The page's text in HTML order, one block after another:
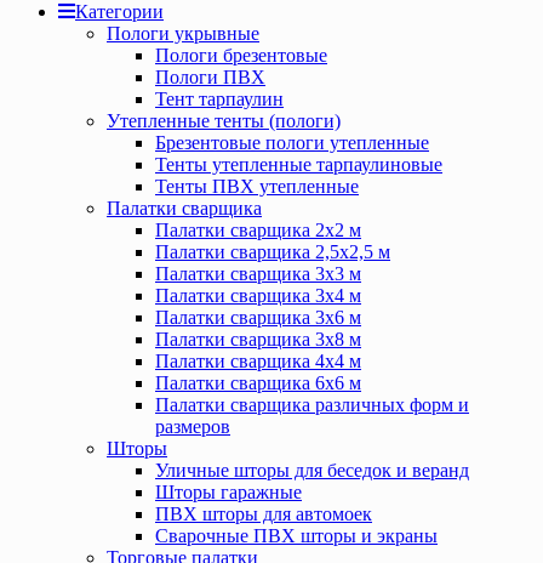
Категории
Пологи укрывные
Пологи брезентовые
Пологи ПВХ
Тент тарпаулин
Утепленные тенты (пологи)
Брезентовые пологи утепленные
Тенты утепленные тарпаулиновые
Тенты ПВХ утепленные
Палатки сварщика
Палатки сварщика 2х2 м
Палатки сварщика 2,5х2,5 м
Палатки сварщика 3х3 м
Палатки сварщика 3х4 м
Палатки сварщика 3х6 м
Палатки сварщика 3х8 м
Палатки сварщика 4х4 м
Палатки сварщика 6х6 м
Палатки сварщика различных форм и
размеров
Шторы
Уличные шторы для беседок и веранд
Шторы гаражные
ПВХ шторы для автомоек
Сварочные ПВХ шторы и экраны
Торговые палатки